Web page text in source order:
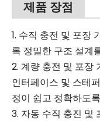
제품 장점
1. 수직 충전 및 포장
록 정밀한 구조 설계
2. 계량 충전 및 포장
인터페이스 및 스테
정이 쉽고 정확하도
3. 자동 수직 충진 및